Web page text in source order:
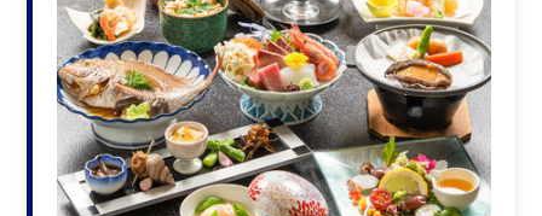
【禁煙ルーム】海の見え
る和室7.5畳（ユニットバ
ス付き）
宿泊人数：1～4人
25,000円/人/泊 ～